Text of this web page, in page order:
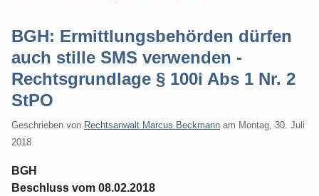
BGH: Ermittlungsbehörden dürfen
auch stille SMS verwenden -
Rechtsgrundlage § 100i Abs 1 Nr. 2
StPO
Geschrieben von Rechtsanwalt Marcus Beckmann am Montag, 30. Juli
2018
BGH
Beschluss vom 08.02.2018